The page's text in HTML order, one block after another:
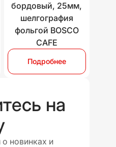
бордовый, 25мм,
шелгография
фольгой BOSCO
CAFE
Подробнее
на
новинках и